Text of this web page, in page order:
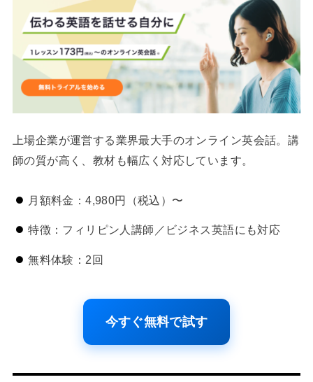
上場企業が運営する業界最大手のオンライン英会話。講
師の質が高く、教材も幅広く対応しています。
月額料金：4,980円（税込）〜
特徴：フィリピン人講師／ビジネス英語にも対応
無料体験：2回
今すぐ無料で試す